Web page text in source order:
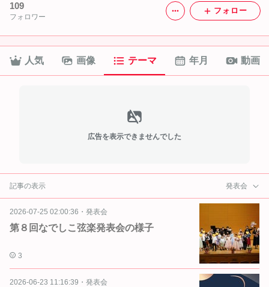
109
フォロワー
フォロー
人気 画像 テーマ 年月 動画
広告を表示できませんでした
記事の表示 発表会
2026-07-25 02:00:36 ・ 発表会
第８回なでしこ弦楽発表会の様子
3
2026-06-23 11:16:39 ・ 発表会